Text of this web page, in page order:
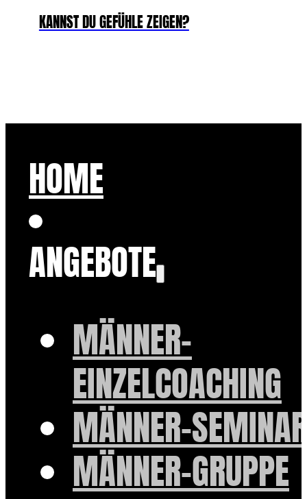
KANNST DU GEFÜHLE ZEIGEN?
HOME
ANGEBOTE
MÄNNER-
EINZELCOACHING
MÄNNER-
MÄNNER-GRUPPE